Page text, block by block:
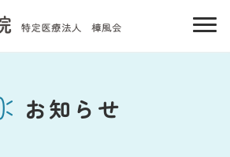
お知らせ